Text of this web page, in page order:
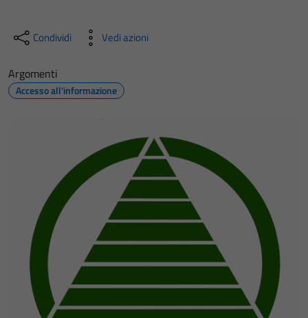
Condividi Vedi azioni
Argomenti
Accesso all'informazione